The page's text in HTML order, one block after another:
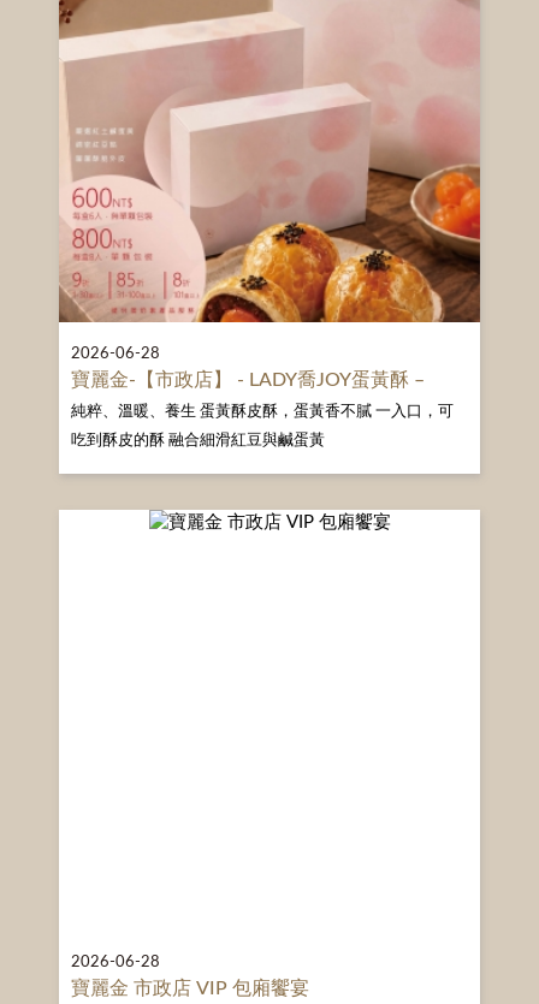
2026-06-28
寶麗金-【市政店】 - LADY喬JOY蛋黃酥 –
純粹、溫暖、養生 蛋黃酥皮酥，蛋黃香不膩 一入口，可
吃到酥皮的酥 融合細滑紅豆與鹹蛋黃
2026-06-28
寶麗金 市政店 VIP 包廂饗宴